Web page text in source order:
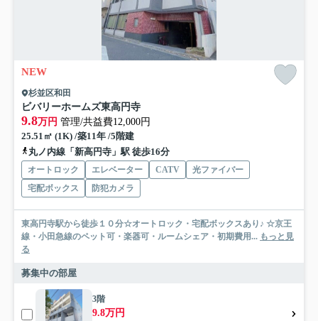
NEW
杉並区和田
ビバリーホームズ東高円寺
9.8万円 管理/共益費12,000円
25.51㎡ (1K) /築11年 /5階建
丸ノ内線「新高円寺」駅 徒歩16分
オートロック エレベーター CATV
光ファイバー
宅配ボックス
防犯カメラ
東高円寺駅から徒歩１０分☆オートロック・宅配ボックスあり♪ ☆京王
線・小田急線のペット可・楽器可・ルームシェア・初期費用... もっと見
る
募集中の部屋
3階
9.8万円